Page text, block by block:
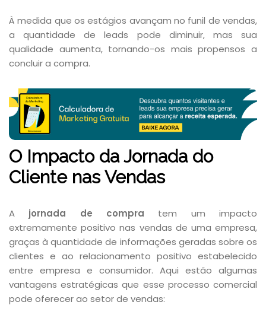
À medida que os estágios avançam no funil de vendas,
a quantidade de leads pode diminuir, mas sua
qualidade aumenta, tornando-os mais propensos a
concluir a compra.
O Impacto da Jornada do
Cliente nas Vendas
A jornada de compra tem um impacto
extremamente positivo nas vendas de uma empresa,
graças à quantidade de informações geradas sobre os
clientes e ao relacionamento positivo estabelecido
entre empresa e consumidor. Aqui estão algumas
vantagens estratégicas que esse processo comercial
pode oferecer ao setor de vendas: